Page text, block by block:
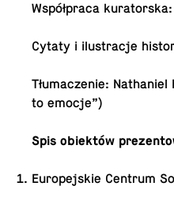
Współ­pra­ca
Cytaty i ilu­stra­cje
Tłu­ma­cze­nie:
to emocje”)
Spis obiek­tów
Eu­ro­pej­skie Centrum